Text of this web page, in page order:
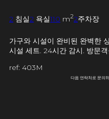
2 침실2 욕실110 m22주차장
가구와 시설이 완비된 완벽한
시설 세트. 24시간 감시. 방문
ref: 403M
다음 연락처로 문의하